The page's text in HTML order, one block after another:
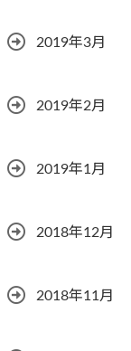
2019年3月
2019年2月
2019年1月
2018年12月
2018年11月